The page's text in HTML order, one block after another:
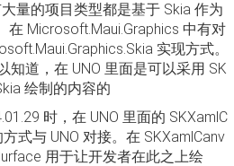
量的项目类型都是基于 Skia 作为
在 Microsoft.Maui.Graphics 中有对
实现方式。
知道，在 UNO 里面是可以采用 SK
绘制的内容的
时，在 UNO 里面的 SKXamlC
式与 UNO 对接。在 SKXamlCanv
用于让开发者在此之上绘